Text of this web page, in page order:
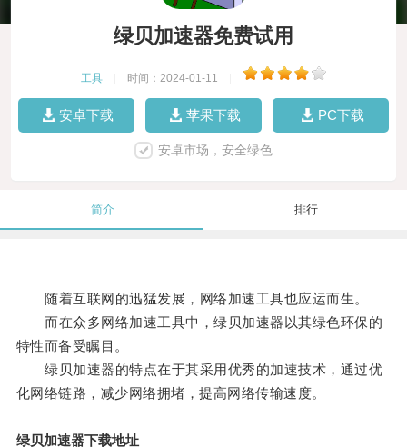
绿贝加速器免费试用
工具 时间：2024-01-11
安卓下载 苹果下载 PC下载
安卓市场，安全绿色
简介 排行
随着互联网的迅猛发展，网络加速工具也应运而生。
而在众多网络加速工具中，绿贝加速器以其绿色环保的
特性而备受瞩目。
绿贝加速器的特点在于其采用优秀的加速技术，通过优
化网络链路，减少网络拥堵，提高网络传输速度。
绿贝加速器下载地址